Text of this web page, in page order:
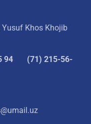
Yusuf Khos Khojib
94
(71) 215-56-